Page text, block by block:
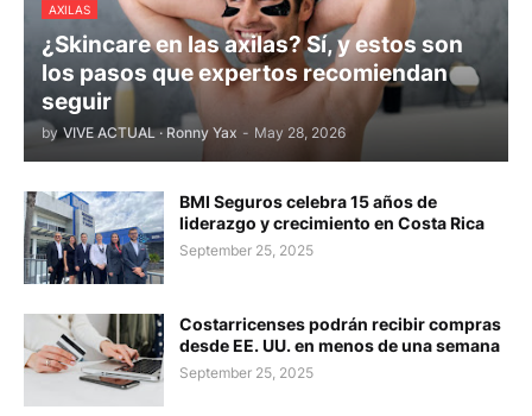
AXILAS
¿Skincare en las axilas? Sí, y estos son
los pasos que expertos recomiendan
seguir
by VIVE ACTUAL · Ronny Yax - May 28, 2026
BMI Seguros celebra 15 años de
liderazgo y crecimiento en Costa Rica
September 25, 2025
Costarricenses podrán recibir compras
desde EE. UU. en menos de una semana
September 25, 2025